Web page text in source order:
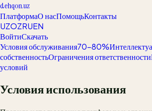
dehqon.uz
ПлатформаО насПомощьКонтакты
UZOZRUEN
ВойтиСкачать
Условия обслуживания70-80%
собственностьОграничения ответственности
условий
Условия использования